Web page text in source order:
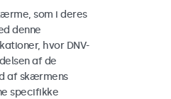
som i deres
denne
hvor DNV-
af de
af skærmens
specifikke